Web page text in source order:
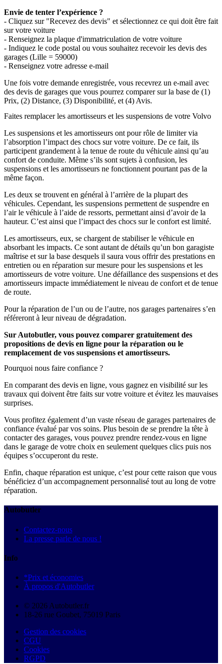
Envie de tenter l’expérience ?
- Cliquez sur "Recevez des devis" et sélectionnez ce qui doit être fait
sur votre voiture
- Renseignez la plaque d'immatriculation de votre voiture
- Indiquez le code postal ou vous souhaitez recevoir les devis des
garages (Lille = 59000)
- Renseignez votre adresse e-mail
Une fois votre demande enregistrée, vous recevrez un e-mail avec
des devis de garages que vous pourrez comparer sur la base de (1)
Prix, (2) Distance, (3) Disponibilité, et (4) Avis.
Faites remplacer les amortisseurs et les suspensions de votre Volvo
Les suspensions et les amortisseurs ont pour rôle de limiter via
l’absorption l’impact des chocs sur votre voiture. De ce fait, ils
participent grandement à la tenue de route du véhicule ainsi qu’au
confort de conduite. Même s’ils sont sujets à confusion, les
suspensions et les amortisseurs ne fonctionnent pourtant pas de la
même façon.
Les deux se trouvent en général à l’arrière de la plupart des
véhicules. Cependant, les suspensions permettent de suspendre en
l’air le véhicule à l’aide de ressorts, permettant ainsi d’avoir de la
hauteur. C’est ainsi que l’impact des chocs sur le confort est limité.
Les amortisseurs, eux, se chargent de stabiliser le véhicule en
absorbant les impacts. Ce sont autant de détails qu’un bon garagiste
maîtrise et sur la base desquels il saura vous offrir des prestations en
entretien ou en réparation sur mesure pour les suspensions et les
amortisseurs de votre voiture. Une défaillance des suspensions et des
amortisseurs impacte immédiatement le niveau de confort et de tenue
de route.
Pour la réparation de l’un ou de l’autre, nos garages partenaires s’en
référeront à leur niveau de dégradation.
Sur Autobutler, vous pouvez comparer gratuitement des
propositions de devis en ligne pour la réparation ou le
remplacement de vos suspensions et amortisseurs.
Pourquoi nous faire confiance ?
En comparant des devis en ligne, vous gagnez en visibilité sur les
travaux qui doivent être faits sur votre voiture et évitez les mauvaises
surprises.
Vous profitez également d’un vaste réseau de garages partenaires de
confiance évalué par vos soins. Plus besoin de se prendre la tête à
contacter des garages, vous pouvez prendre rendez-vous en ligne
dans le garage de votre choix en seulement quelques clics puis nos
équipes s’occuperont du reste.
Enfin, chaque réparation est unique, c’est pour cette raison que vous
bénéficiez d’un accompagnement personnalisé tout au long de votre
réparation.
Autobutler
Contactez-nous
La presse parle de nous !
Info
*Prix et économies
À propos d'Autobutler
© 2026 Autobutler.fr
18-26 rue Goubet, 75019 Paris
Gestion des cookies
CGU
Cookies
RGPD